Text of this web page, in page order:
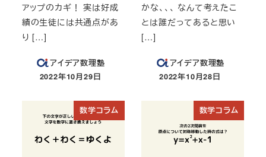
アップのカギ！ 実は好成
績の生徒には共通点があ
り […]
アイデア数理塾
投稿日
2022年10月29日
かな、、、 なんて考えたこ
とは誰だってあると思い
[…]
アイデア数理塾
投稿日
2022年10月28日
数学コラム 数学コラム